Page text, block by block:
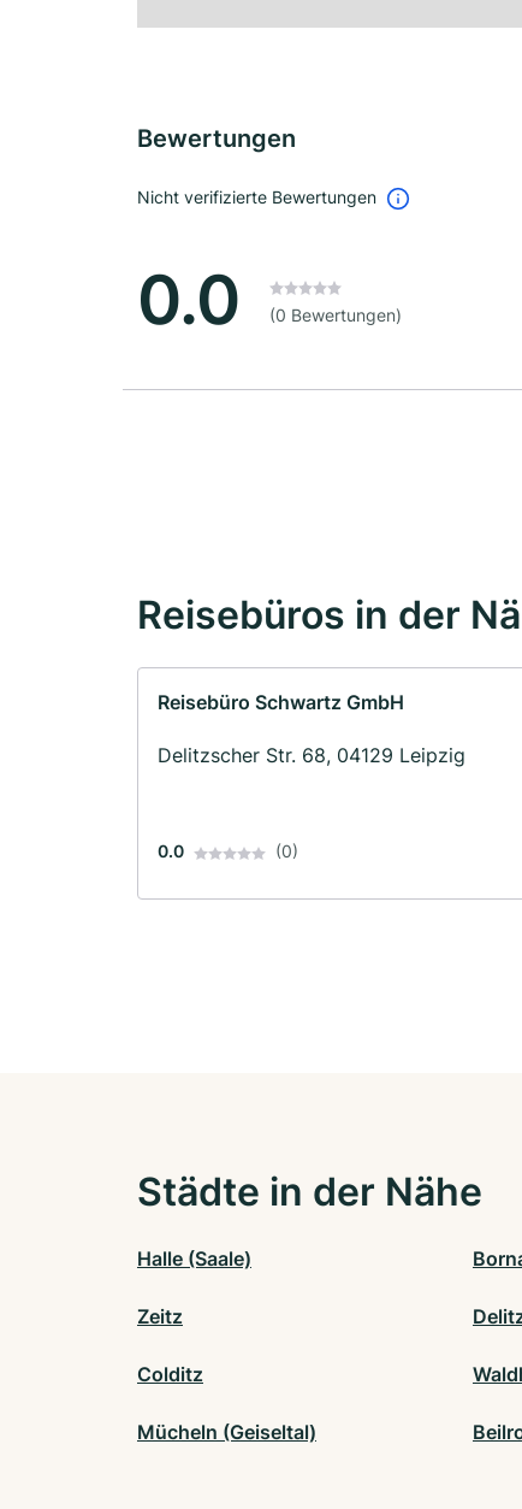
Bewertungen
Nicht verifizierte Bewertungen
0.0 (0 Bewertungen)
Reisebüros in der
Reisebüro Schwartz GmbH
Delitzscher Str. 68, 04129 Leipzig
0.0 (0)
Städte in der Nähe
Halle (Saale)
Zeitz
Colditz
Mücheln (Geiseltal)